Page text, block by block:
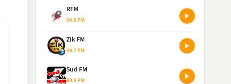
RFM
94.0 FM
Zik FM
89.7 FM
Sud FM
98.5 FM